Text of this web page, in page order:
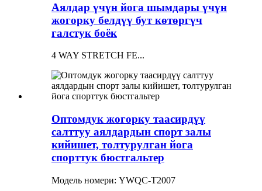
Аялдар үчүн йога шымдары үчүн
жогорку белдүү бут көтөргүч
галстук боёк
4 WAY STRETCH FE...
Оптомдук жогорку таасирдүү
салттуу аялдардын спорт залы
кийишет, толтурулган йога
спорттук бюстгальтер
Модель номери: YWQC-T2007